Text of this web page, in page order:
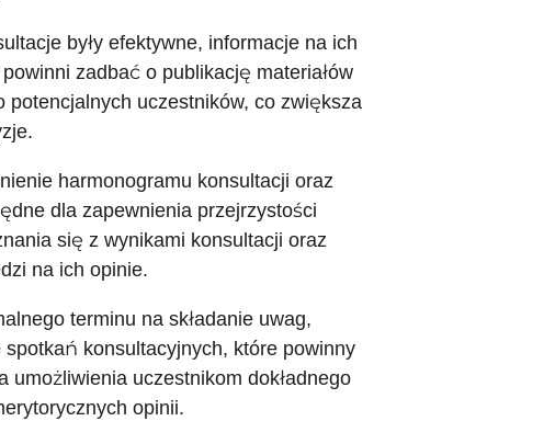
były efektywne, informacje na ich
zadbać o publikację materiałów
uczestników, co zwiększa
harmonogramu konsultacji oraz
dla zapewnienia przejrzystości
się z wynikami konsultacji oraz
na ich opinie.
terminu na składanie uwag,
konsultacyjnych, które powinny
uczestnikom dokładnego
opinii.